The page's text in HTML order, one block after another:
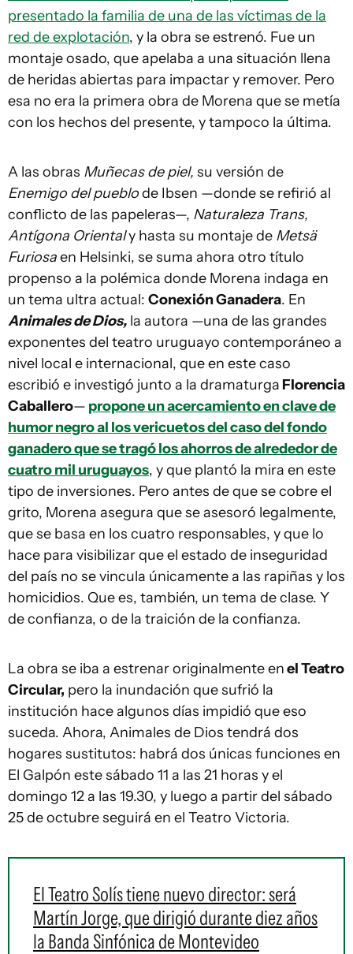
presentado la familia de una de las víctimas de la
red de explotación, y la obra se estrenó. Fue un
montaje osado, que apelaba a una situación llena
de heridas abiertas para impactar y remover. Pero
esa no era la primera obra de Morena que se metía
con los hechos del presente, y tampoco la última.
A las obras Muñecas de piel, su versión de
Enemigo del pueblode Ibsen —donde se refirió al
conflicto de las papeleras—, Naturaleza Trans,
Antígona Orientaly hasta su montaje de Metsä
Furiosaen Helsinki, se suma ahora otro título
propenso a la polémica donde Morena indaga en
un tema ultra actual: Conexión Ganadera. En
Animales de Dios, la autora —una de las grandes
exponentes del teatro uruguayo contemporáneo a
nivel local e internacional, que en este caso
escribió e investigó junto a la dramaturga Florencia
Caballero— propone un acercamiento en clave de
humor negro al los vericuetos del caso del fondo
ganadero que se tragó los ahorros de alrededor de
cuatro mil uruguayos, y que plantó la mira en este
tipo de inversiones. Pero antes de que se cobre el
grito, Morena asegura que se asesoró legalmente,
que se basa en los cuatro responsables, y que lo
hace para visibilizar que el estado de inseguridad
del país no se vincula únicamente a las rapiñas y los
homicidios. Que es, también, un tema de clase. Y
de confianza, o de la traición de la confianza.
La obra se iba a estrenar originalmente enel Teatro
Circular, pero la inundación que sufrió la
institución hace algunos días impidió que eso
suceda. Ahora, Animales de Dios tendrá dos
hogares sustitutos: habrá dos únicas funciones en
El Galpón este sábado 11 a las 21 horas y el
domingo 12 a las 19.30, y luego a partir del sábado
25 de octubre seguirá en el Teatro Victoria.
El Teatro Solís tiene nuevo director: será
Martín Jorge, que dirigió durante diez años
la Banda Sinfónica de Montevideo